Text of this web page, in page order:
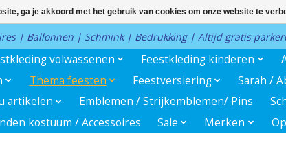
| Ballonnen | Schmink | Bedrukking | Altijd gratis
volwassenen Feestkleding kinderen
Thema feesten Feestversiering
Sarah /
artikelen
Emblemen / Strijkemblemen/ Pins
kostuum / Accessoires
Sale Merken
ga je akkoord met het gebruik van cookies om onze website te